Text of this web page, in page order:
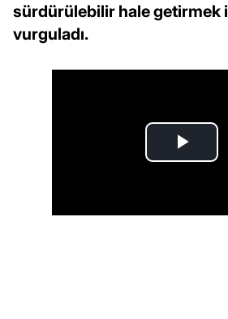
sürdürülebilir hale getirmek
vurguladı.